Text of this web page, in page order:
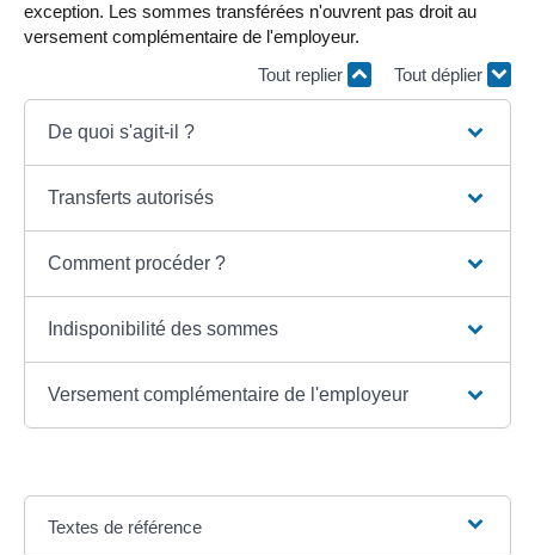
exception. Les sommes transférées n'ouvrent pas droit au
versement complémentaire de l'employeur.
Tout replier
Tout déplier
De quoi s'agit-il ?
Transferts autorisés
Comment procéder ?
Indisponibilité des sommes
Versement complémentaire de l'employeur
Textes de référence